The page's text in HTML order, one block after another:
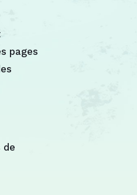
pages
de